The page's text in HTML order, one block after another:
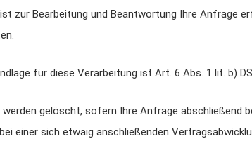
zur Bearbeitung und Beantwortung Ihre Anfrage
für diese Verarbeitung ist Art. 6 Abs. 1 lit. b)
werden gelöscht, sofern Ihre Anfrage
einer sich etwaig anschließenden